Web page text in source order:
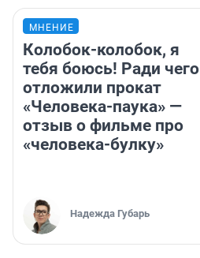
МНЕНИЕ
Колобок-колобок, я
тебя боюсь! Ради чего
отложили прокат
«Человека-паука» —
отзыв о фильме про
«человека-булку»
Надежда Губарь